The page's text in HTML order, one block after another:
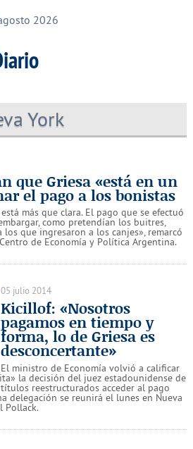
2026
York
que Griesa «está en un
el pago a los bonistas
más que clara. El pago que se efectuó
como pretendían los buitres,
que ingresaron a los canjes», remarcó
de Economía y Política Argentina.
05 julio 2014
Kicillof: «Nosotros
pagamos en tiempo y
forma, lo de Griesa es
desconcertante»
El ministro de Economía volvió a calificar
la decisión del juez estadounidense de
reestructurados acceder al pago
delegación se reunirá el lunes en Nueva
Pollack.